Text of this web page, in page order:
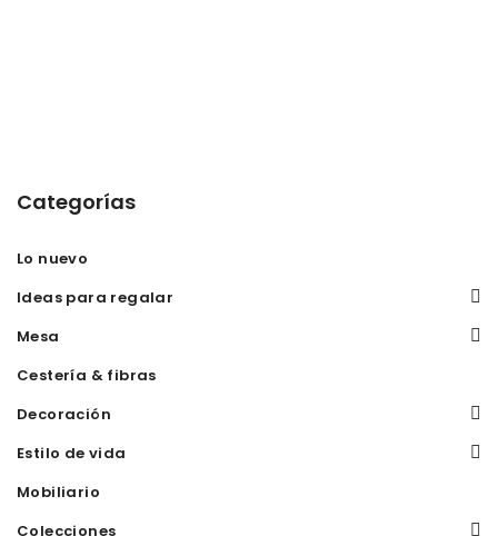
Categorías
Lo nuevo
Ideas para regalar
Mesa
Cestería & fibras
Decoración
Estilo de vida
Mobiliario
Colecciones